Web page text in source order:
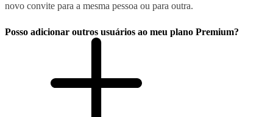
novo convite para a mesma pessoa ou para outra.
Posso adicionar outros usuários ao meu plano Premium?